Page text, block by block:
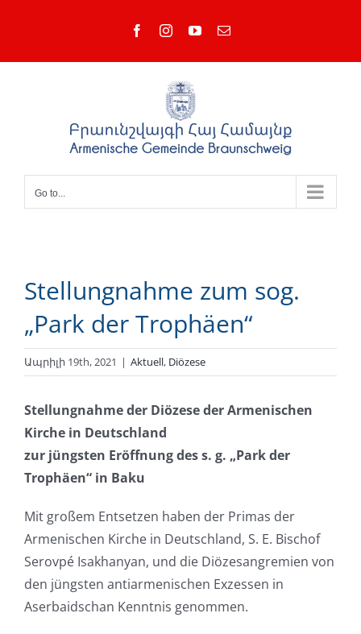
FacebookInstagramYouTubeEmail
Go to...
Stellungnahme zum sog.
„Park der Trophäen“
Ապրիլի 19th, 2021 | Aktuell, Diözese
Stellungnahme der Diözese der Armenischen
Kirche in Deutschland
zur jüngsten Eröffnung des s. g. „Park der
Trophäen“ in Baku
Mit großem Entsetzen haben der Primas der
Armenischen Kirche in Deutschland, S. E. Bischof
Serovpé Isakhanyan, und die Diözesangremien von
den jüngsten antiarmenischen Exzessen in
Aserbaidschan Kenntnis genommen.